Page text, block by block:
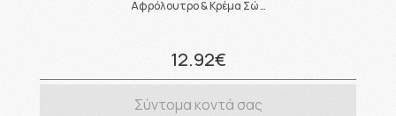
Αφρόλουτρο & Κρέμα Σώ …
12.92€
Σύντομα κοντά σας